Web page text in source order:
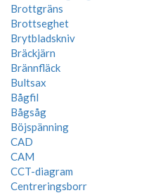
Brottgräns
Brottseghet
Brytbladskniv
Bräckjärn
Brännfläck
Bultsax
Bågfil
Bågsåg
Böjspänning
CAD
CAM
CCT-diagram
Centreringsborr